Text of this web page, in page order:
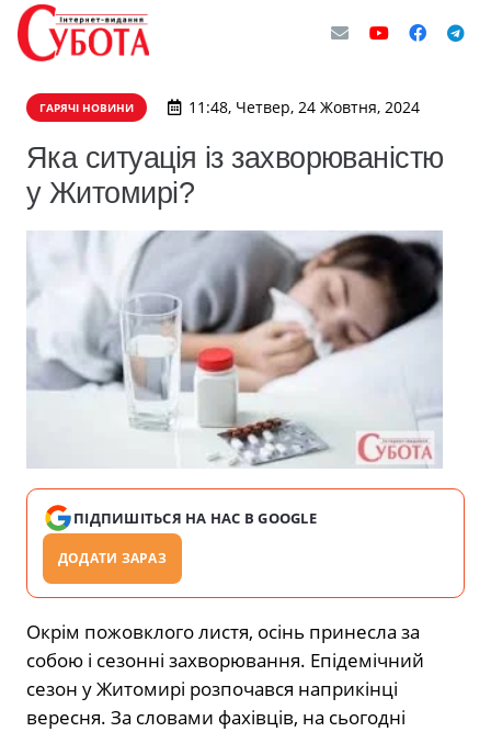
ГАРЯЧІ НОВИНИ 11:48, Четвер, 24 Жовтня, 2024
Яка ситуація із захворюваністю
у Житомирі?
ПІДПИШІТЬСЯ НА НАС В GOOGLE
ДОДАТИ ЗАРАЗ
Окрім пожовклого листя, осінь принесла за
собою і сезонні захворювання. Епідемічний
сезон у Житомирі розпочався наприкінці
вересня. За словами фахівців, на сьогодні